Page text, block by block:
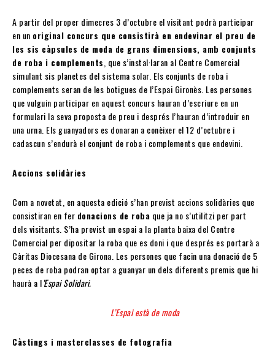
A partir del proper dimecres 3 d’octubre el visitant podrà participar
en un original concurs que consistirà en endevinar el preu de
les sis càpsules de moda de grans dimensions, amb conjunts
de roba i complements, que s’instal·laran al Centre Comercial
simulant sis planetes del sistema solar. Els conjunts de roba i
complements seran de les botigues de l’Espai Gironès. Les persones
que vulguin participar en aquest concurs hauran d’escriure en un
formulari la seva proposta de preu i després l’hauran d’introduir en
una urna. Els guanyadors es donaran a conèixer el 12 d’octubre i
cadascun s’endurà el conjunt de roba i complements que endevini.
Accions solidàries
Com a novetat, en aquesta edició s’han previst accions solidàries que
consistiran en fer donacions de roba que ja no s’utilitzi per part
dels visitants. S’ha previst un espai a la planta baixa del Centre
Comercial per dipositar la roba que es doni i que després es portarà a
Càritas Diocesana de Girona. Les persones que facin una donació de 5
peces de roba podran optar a guanyar un dels diferents premis que hi
haurà a l’Espai Solidari.
L’Espai està de moda
Càstings i masterclasses de fotografia